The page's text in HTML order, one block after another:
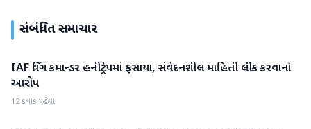
સંબંધિત સમાચાર
રાષ્ટ્રીય
IAF વિંગ કમાન્ડર હનીટ્રેપમાં ફસાયા, સંવેદનશીલ માહિતી લીક કરવાનો
આરોપ
12 કલાક પહેલા